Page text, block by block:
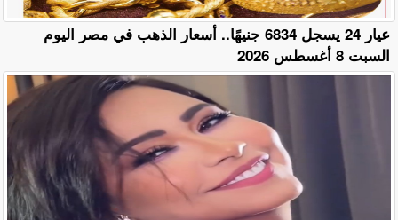
عيار 24 يسجل 6834 جنيهًا.. أسعار الذهب في مصر اليوم
السبت 8 أغسطس 2026